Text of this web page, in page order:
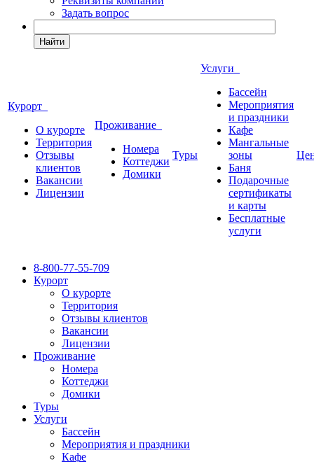
Задать вопрос
Найти
Курорт
О курорте
Территория
Отзывы
клиентов
Вакансии
Лицензии
Проживание
Номера
Коттеджи
Домики
Туры
Услуги
Бассейн
Мероприятия
и праздники
Кафе
Мангальные
зоны
Баня
Подарочные
сертификаты
и карты
Бесплатные
услуги
8-800-77-55-709
Курорт
О курорте
Территория
Отзывы клиентов
Вакансии
Лицензии
Проживание
Номера
Коттеджи
Домики
Туры
Услуги
Бассейн
Мероприятия и праздники
Кафе